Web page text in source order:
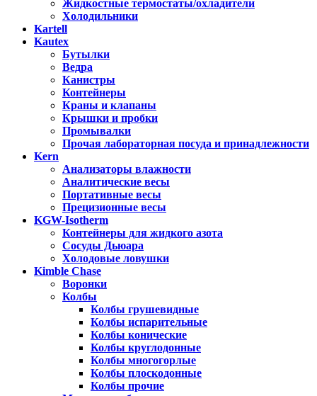
Жидкостные термостаты/охладители
Холодильники
Kartell
Kautex
Бутылки
Ведра
Канистры
Контейнеры
Краны и клапаны
Крышки и пробки
Промывалки
Прочая лабораторная посуда и принадлежности
Kern
Анализаторы влажности
Аналитические весы
Портативные весы
Прецизионные весы
KGW-Isotherm
Контейнеры для жидкого азота
Сосуды Дьюара
Холодовые ловушки
Kimble Chase
Воронки
Колбы
Колбы грушевидные
Колбы испарительные
Колбы конические
Колбы круглодонные
Колбы многогорлые
Колбы плоскодонные
Колбы прочие